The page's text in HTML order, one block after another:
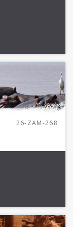
26-ZAM-268